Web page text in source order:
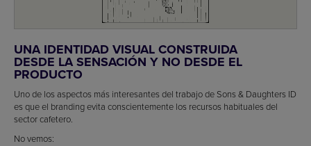
UNA IDENTIDAD VISUAL CONSTRUIDA
DESDE LA SENSACIÓN Y NO DESDE EL
PRODUCTO
Uno de los aspectos más interesantes del trabajo de Sons & Daughters ID
es que el branding evita conscientemente los recursos habituales del
sector cafetero.
No vemos: